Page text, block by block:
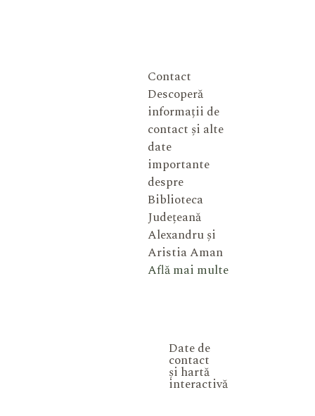
Contact
Descoperă
informații de
contact și alte
date
importante
despre
Biblioteca
Județeană
Alexandru și
Aristia Aman
Află mai multe
Date de
contact
și hartă
interactivă